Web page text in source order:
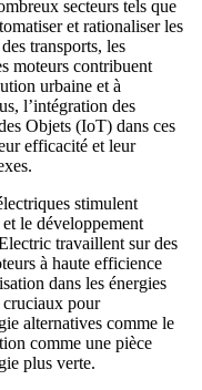
secteurs tels que
et rationaliser les
transports, les
moteurs contribuent
urbaine et à
l’intégration des
Objets (IoT) dans ces
efficacité et leur
stimulent
le développement
travaillent sur des
à haute efficience
dans les énergies
cruciaux pour
alternatives comme le
comme une pièce
plus verte.